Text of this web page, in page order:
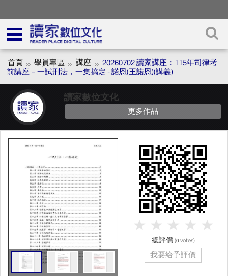
首頁 學員專區 講座
20260702 讀家講座：115年司律考
前講座－一試刑法，一集搞定 - 諾恩(王諾恩)(講義)
讀家數位文化
更多作品
總評價 (0 votes)
我要给予評價